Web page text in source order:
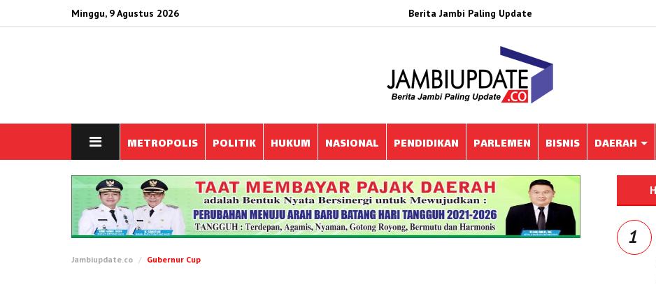
Minggu, 9 Agustus 2026 Berita Jambi Paling Update
METROPOLIS POLITIK HUKUM NASIONAL PENDIDIKAN PARLEMEN BISNIS DAERAH
Jambiupdate.co Gubernur Cup
1